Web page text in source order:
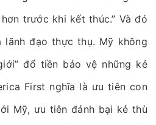
trước khi kết thúc.” Và đó
lãnh đạo thực thụ. Mỹ không
đổ tiền bảo vệ những kẻ
First nghĩa là ưu tiên con
Mỹ, ưu tiên đánh bại kẻ thù